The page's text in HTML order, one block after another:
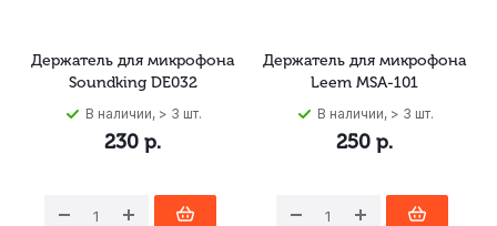
Держатель для микрофона
Soundking DE032
В наличии, > 3 шт.
230 р.
Держатель для микрофона
Leem MSA-101
В наличии, > 3 шт.
250 р.